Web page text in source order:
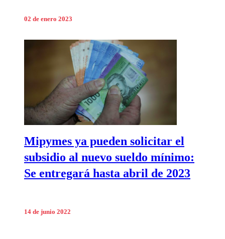
02 de enero 2023
Mipymes ya pueden solicitar el
subsidio al nuevo sueldo mínimo:
Se entregará hasta abril de 2023
14 de junio 2022